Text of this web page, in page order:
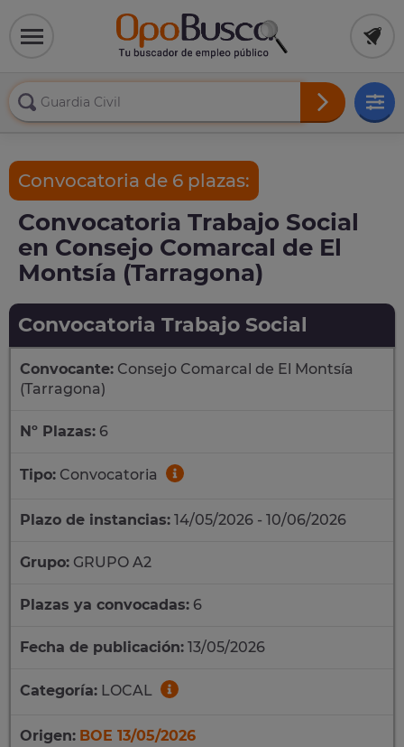
Convocatoria de 6 plazas:
Convocatoria Trabajo Social
en Consejo Comarcal de El
Montsía (Tarragona)
Convocatoria Trabajo Social
Convocante: Consejo Comarcal de El Montsía
(Tarragona)
Nº Plazas: 6
Tipo: Convocatoria
Plazo de instancias: 14/05/2026 - 10/06/2026
Grupo: GRUPO A2
Plazas ya convocadas: 6
Fecha de publicación: 13/05/2026
Categoría: LOCAL
Origen: BOE 13/05/2026